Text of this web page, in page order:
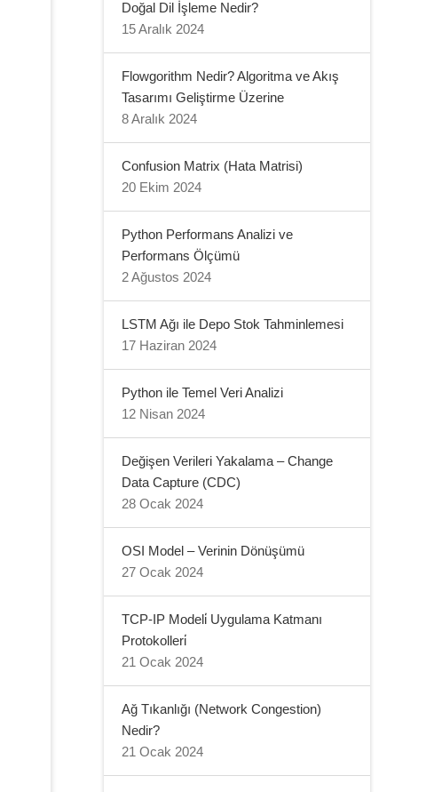
Doğal Dil İşleme Nedir?
15 Aralık 2024
Flowgorithm Nedir? Algoritma ve Akış
Tasarımı Geliştirme Üzerine
8 Aralık 2024
Confusion Matrix (Hata Matrisi)
20 Ekim 2024
Python Performans Analizi ve
Performans Ölçümü
2 Ağustos 2024
LSTM Ağı ile Depo Stok Tahminlemesi
17 Haziran 2024
Python ile Temel Veri Analizi
12 Nisan 2024
Değişen Verileri Yakalama – Change
Data Capture (CDC)
28 Ocak 2024
OSI Model – Verinin Dönüşümü
27 Ocak 2024
TCP-IP Modeli̇ Uygulama Katmanı
Protokolleri̇
21 Ocak 2024
Ağ Tıkanlığı (Network Congestion)
Nedir?
21 Ocak 2024